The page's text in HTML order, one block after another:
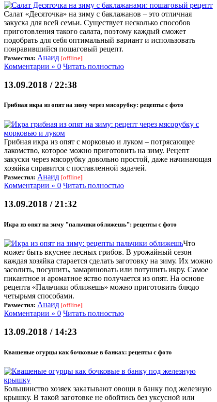
Салат «Десяточка» на зиму с баклажанов – это отличная
закуска для всей семьи. Существует несколько способов
приготовления такого салата, поэтому каждый сможет
подобрать для себя оптимальный вариант и использовать
понравившийся пошаговый рецепт.
Разместил: Анаид [offline]
Комментарии » 0 Читать полностью
13.09.2018 / 22:38
Грибная икра из опят на зиму через мясорубку: рецепты с фото
Грибная икра из опят с морковью и луком – потрясающее
лакомство, которое можно приготовить на зиму. Рецепт
закуски через мясорубку довольно простой, даже начинающая
хозяйка справится с поставленной задачей.
Разместил: Анаид [offline]
Комментарии » 0 Читать полностью
13.09.2018 / 21:32
Икра из опят на зиму "пальчики оближешь": рецепты с фото
Что
может быть вкуснее лесных грибов. В урожайный сезон
каждая хозяйка старается сделать заготовку на зиму. Их можно
засолить, посушить, замариновать или потушить икру. Самое
пикантное и ароматное яство получается из опят. На основе
рецепта «Пальчики оближешь» можно приготовить блюдо
четырьмя способами.
Разместил: Анаид [offline]
Комментарии » 0 Читать полностью
13.09.2018 / 14:23
Квашеные огурцы как бочковые в банках: рецепты с фото
Большинство хозяек закатывают овощи в банку под железную
крышку. В такой заготовке не обойтись без уксусной или